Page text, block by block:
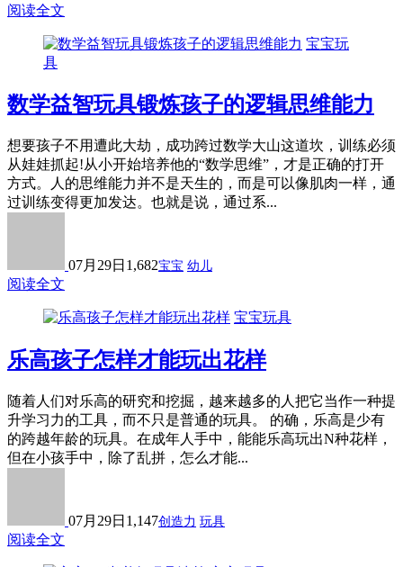
阅读全文
宝宝玩
具
数学益智玩具锻炼孩子的逻辑思维能力
想要孩子不用遭此大劫，成功跨过数学大山这道坎，训练必须
从娃娃抓起!从小开始培养他的“数学思维”，才是正确的打开
方式。人的思维能力并不是天生的，而是可以像肌肉一样，通
过训练变得更加发达。也就是说，通过系...
07月29日 1,682宝宝 幼儿
阅读全文
宝宝玩具
乐高孩子怎样才能玩出花样
随着人们对乐高的研究和挖掘，越来越多的人把它当作一种提
升学习力的工具，而不只是普通的玩具。 的确，乐高是少有
的跨越年龄的玩具。在成年人手中，能能乐高玩出N种花样，
但在小孩手中，除了乱拼，怎么才能...
07月29日 1,147创造力 玩具
阅读全文